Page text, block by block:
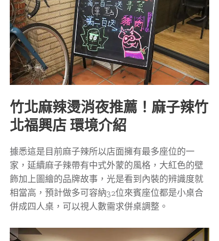
竹北麻辣燙消夜推薦！麻子辣竹
北福興店 環境介紹
據悉這是目前麻子辣所以店面擁有最多座位的一
家，延續麻子辣帶有中式外蒙的風格，大紅色的壁
飾加上圖繪的品牌故事，光是看到內裝的辨識度就
相當高，預計做多可容納32位來賓座位都是小桌合
併成四人桌，可以視人數需求併桌調整。